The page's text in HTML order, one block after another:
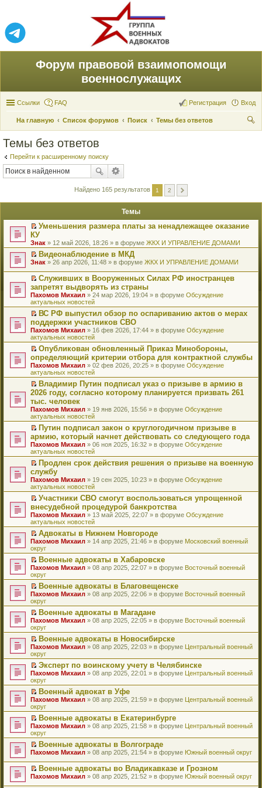
Форум правовой взаимопомощи
военнослужащих
Ссылки FAQ Вход
Регистрация
На главную Список форумов Поиск
Темы без ответов
Темы без ответов
Перейти к расширенному поиску
Найдено 165 результатов 1 2
Темы
П
е
р
е
й
и
к
п
е
р
в
о
м
у
н
е
п
р
о
ч
и
т
а
н
н
о
м
у
с
о
о
б
щ
е
н
и
ю
Уменьшения размера платы за ненадлежащее оказание
КУ
Знак » 12 май 2026, 18:26 » в форуме ЖКХ И УПРАВЛЕНИЕ ДОМАМИ
П
р
е
й
т
и
к
п
е
р
в
о
м
у
н
е
п
р
о
ч
и
т
а
н
н
о
м
у
с
о
о
б
щ
е
н
и
ю
Видеонаблюдение в МКД
Знак » 26 апр 2026, 11:48 » в форуме ЖКХ И УПРАВЛЕНИЕ ДОМАМИ
П
е
р
е
й
т
и
к
п
е
р
в
о
м
у
н
е
п
р
о
ч
и
т
а
н
н
о
м
у
с
о
о
б
щ
е
н
и
ю
Служивших в Вооруженных Силах РФ иностранцев
запретят выдворять из страны
Пахомов Михаил » 24 мар 2026, 19:04 » в форуме Обсуждение
актуальных новостей
П
е
р
е
й
т
и
к
п
е
р
в
о
м
у
н
е
п
р
о
ч
и
т
а
н
н
о
м
у
с
о
о
б
щ
е
н
и
ю
ВС РФ выпустил обзор по оспариванию актов о мерах
поддержки участников СВО
Пахомов Михаил » 16 фев 2026, 17:44 » в форуме Обсуждение
актуальных новостей
П
е
р
е
й
т
и
к
п
е
р
в
о
м
у
н
е
п
р
о
ч
и
т
а
н
н
о
м
у
с
о
о
б
щ
е
н
и
ю
Опубликован обновленный Приказ Минобороны,
определяющий критерии отбора для контрактной службы
Пахомов Михаил » 02 фев 2026, 20:25 » в форуме Обсуждение
актуальных новостей
П
е
р
е
й
т
и
к
п
е
р
в
о
м
у
н
е
п
р
о
ч
и
т
а
н
н
о
м
у
с
о
о
б
щ
е
н
и
ю
Владимир Путин подписал указ о призыве в армию в
2026 году, согласно которому планируется призвать 261
тыс. человек
Пахомов Михаил » 19 янв 2026, 15:56 » в форуме Обсуждение
актуальных новостей
П
е
р
е
й
т
и
к
п
е
р
в
о
м
у
н
е
п
р
о
ч
и
т
а
н
н
о
м
у
с
о
о
б
щ
е
н
и
ю
Путин подписал закон о круглогодичном призыве в
армию, который начнет действовать со следующего года
Пахомов Михаил » 06 ноя 2025, 16:32 » в форуме Обсуждение
актуальных новостей
П
е
р
е
й
т
и
к
п
е
р
в
о
м
у
н
е
п
р
о
ч
и
т
а
н
н
о
м
у
с
о
о
б
щ
е
н
и
ю
Продлен срок действия решения о призыве на военную
службу
Пахомов Михаил » 19 сен 2025, 10:23 » в форуме Обсуждение
актуальных новостей
П
е
р
е
й
т
и
к
п
е
р
в
о
м
у
н
е
п
р
о
ч
и
т
а
н
н
о
м
у
с
о
о
б
щ
е
н
ю
Участники СВО смогут воспользоваться упрощенной
внесудебной процедурой банкротства
Пахомов Михаил » 13 май 2025, 22:07 » в форуме Обсуждение
актуальных новостей
П
е
р
е
й
т
и
к
п
е
р
в
о
м
у
н
е
п
р
о
ч
и
т
а
н
н
о
м
у
с
о
б
щ
е
н
Адвокаты в Нижнем Новгороде
Пахомов Михаил » 14 апр 2025, 21:46 » в форуме Московский военный
округ
П
е
р
е
й
т
и
к
п
е
р
в
о
м
у
н
е
п
р
о
ч
и
т
а
н
н
о
м
у
с
о
Военные адвокаты в Хабаровске
Пахомов Михаил » 08 апр 2025, 22:07 » в форуме Восточный военный
округ
П
е
р
е
й
т
и
к
п
е
р
в
о
м
у
н
е
п
р
о
ч
и
т
а
н
н
о
Военные адвокаты в Благовещенске
Пахомов Михаил » 08 апр 2025, 22:06 » в форуме Восточный военный
округ
П
е
р
е
й
т
и
к
п
е
р
в
о
м
у
н
е
п
р
о
и
т
а
Военные адвокаты в Магадане
Пахомов Михаил » 08 апр 2025, 22:05 » в форуме Восточный военный
округ
П
е
р
е
й
т
и
к
п
е
р
в
о
м
у
н
п
р
о
ч
Военные адвокаты в Новосибирске
Пахомов Михаил » 08 апр 2025, 22:03 » в форуме Центральный военный
округ
П
е
р
е
й
т
и
к
п
е
р
в
о
м
у
н
Эксперт по воинскому учету в Челябинске
Пахомов Михаил » 08 апр 2025, 22:01 » в форуме Центральный военный
округ
П
е
р
е
й
т
и
к
п
е
р
в
Военный адвокат в Уфе
Пахомов Михаил » 08 апр 2025, 21:59 » в форуме Центральный военный
округ
П
е
р
е
й
и
к
п
Военные адвокаты в Екатеринбурге
Пахомов Михаил » 08 апр 2025, 21:58 » в форуме Центральный военный
округ
П
р
е
й
т
Военные адвокаты в Волгограде
Пахомов Михаил » 08 апр 2025, 21:54 » в форуме Южный военный округ
П
Военные адвокаты во Владикавказе и Грозном
Пахомов Михаил » 08 апр 2025, 21:52 » в форуме Южный военный округ